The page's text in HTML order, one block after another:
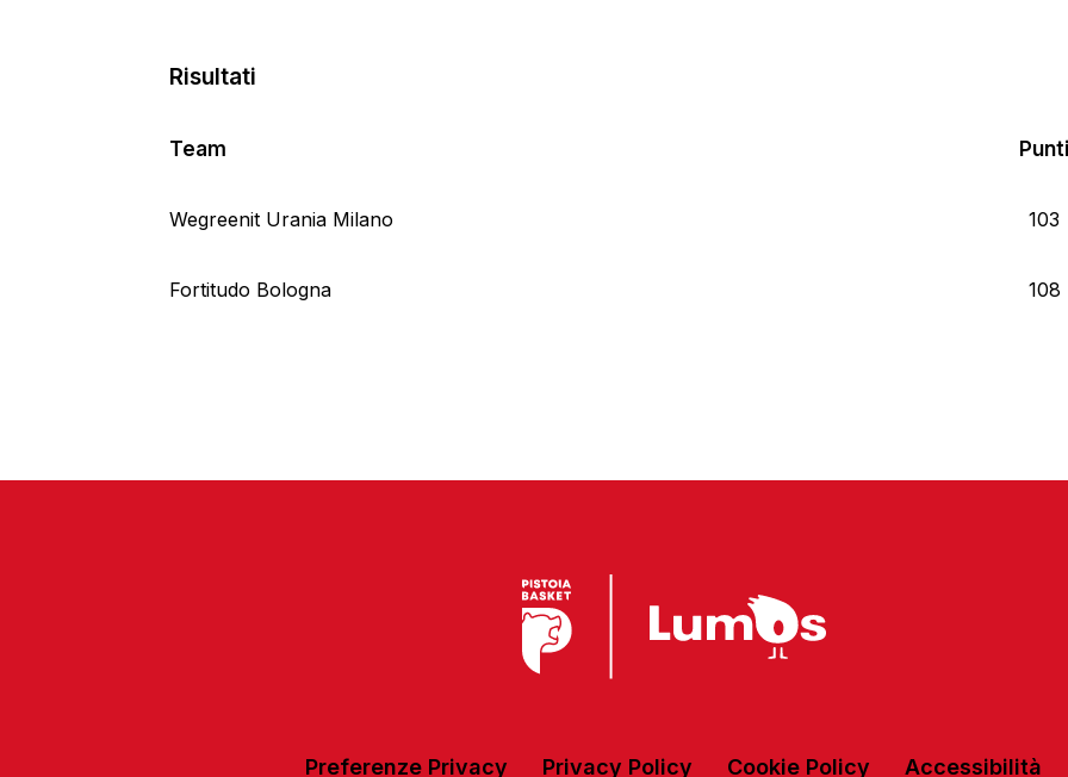
Risultati
Team Punti
Wegreenit Urania Milano 103
Fortitudo Bologna 108
Preferenze Privacy Privacy Policy Cookie Policy Accessibilità